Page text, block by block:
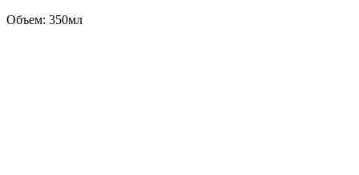
Объем: 350мл